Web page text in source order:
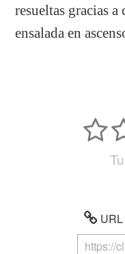
resueltas gracias a
ensalada en
URL